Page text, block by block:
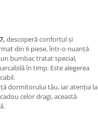
descoperă confortul și
din 6 piese, într-o nuanță
bumbac tratat special,
în timp. Este alegerea
dormitorului tău, iar atenția la
celor dragi, această